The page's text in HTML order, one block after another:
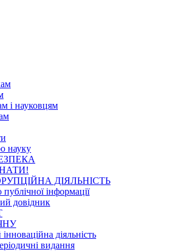
і науковцям
науку
ДІЯЛЬНІСТЬ
інформації
довідник
діяльність
видання